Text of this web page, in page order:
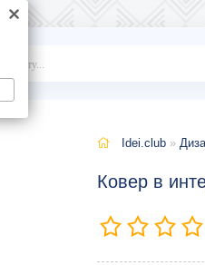
Idei.club »
Ковер в